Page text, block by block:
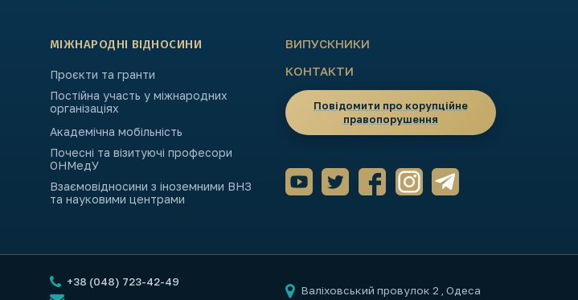
МІЖНАРОДНІ ВІДНОСИНИ
Проєкти та гранти
Постійна участь у міжнародних
організаціях
Академічна мобільність
Почесні та візитуючі професори
ОНМедУ
Взаємовідносини з іноземними ВНЗ
та науковими центрами
ВИПУСКНИКИ
КОНТАКТИ
Повідомити про корупційне
правопорушення
+38 (048) 723-42-49
Валіховський провулок 2 , Одеса